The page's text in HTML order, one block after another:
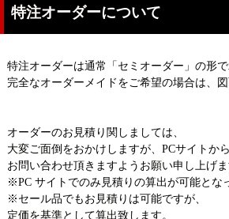
特注オーダーについて
特注オーダーは通常「セミオーダー」の形で
完全なオーダーメイドをご希望の場合は、図
オーダーのお見積り関しましては、
大変ご面倒をおかけしますが、PCサイトか
お問い合わせ頂きますようお願い申し上げま
※PC サイトでのみ見積りの算出が可能とな
※セール品でもお見積りは可能ですが、
定価を基準として算出致します。